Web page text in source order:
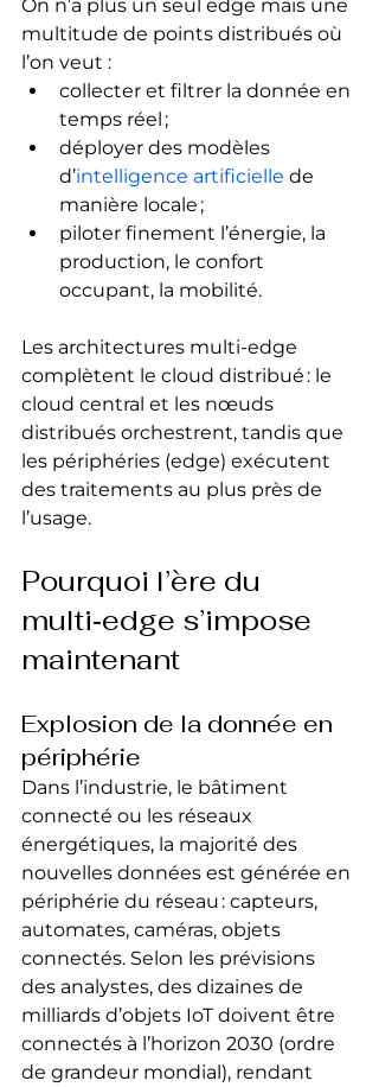
On n’a plus un seul edge mais une
multitude de points distribués où
l’on veut :
collecter et filtrer la donnée en
temps réel ;
déployer des modèles
d’intelligence artificielle de
manière locale ;
piloter finement l’énergie, la
production, le confort
occupant, la mobilité.
Les architectures multi‑edge
complètent le cloud distribué : le
cloud central et les nœuds
distribués orchestrent, tandis que
les périphéries (edge) exécutent
des traitements au plus près de
l’usage.
Pourquoi l’ère du
multi‑edge s’impose
maintenant
Explosion de la donnée en
périphérie
Dans l’industrie, le bâtiment
connecté ou les réseaux
énergétiques, la majorité des
nouvelles données est générée en
périphérie du réseau : capteurs,
automates, caméras, objets
connectés. Selon les prévisions
des analystes, des dizaines de
milliards d’objets IoT doivent être
connectés à l’horizon 2030 (ordre
de grandeur mondial), rendant